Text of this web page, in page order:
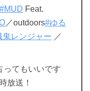
#MUD Feat.
／outdoors#ゆる
鬼レンジャー ／
てもいいです
放送！